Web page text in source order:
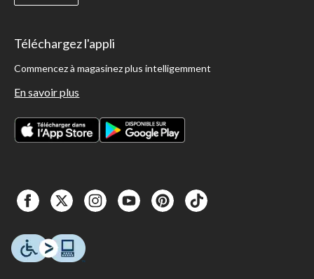
Téléchargez l'appli
Commencez à magasinez plus intelligemment
En savoir plus